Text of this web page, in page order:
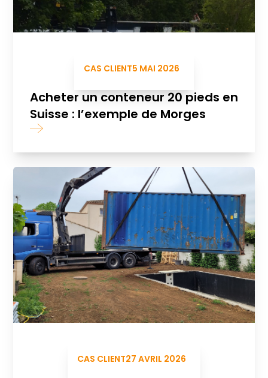
CAS CLIENT5 MAI 2026
Acheter un conteneur 20 pieds en
Suisse : l’exemple de Morges
CAS CLIENT27 AVRIL 2026